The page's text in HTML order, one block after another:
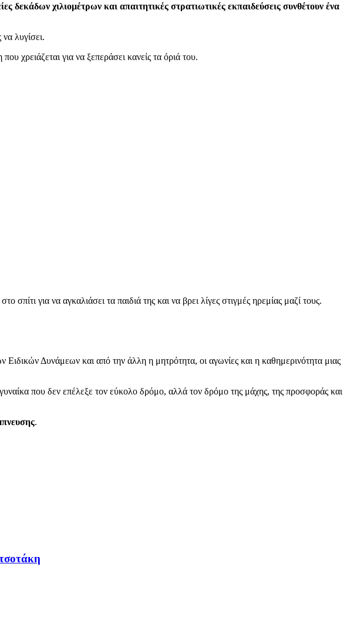
δεκάδων χιλιομέτρων και απαιτητικές στρατιωτικές εκπαιδεύσεις συνθέτουν ένα
λυγίσει.
χρειάζεται για να ξεπεράσει κανείς τα όριά του.
για να αγκαλιάσει τα παιδιά της και να βρει λίγες στιγμές ηρεμίας μαζί τους.
Δυνάμεων και από την άλλη η μητρότητα, οι αγωνίες και η καθημερινότητα μιας
που δεν επέλεξε τον εύκολο δρόμο, αλλά τον δρόμο της μάχης, της προσφοράς και
.